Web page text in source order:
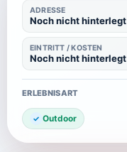
ADRESSE
Noch nicht hinterlegt
EINTRITT / KOSTEN
Noch nicht hinterlegt
ERLEBNISART
Outdoor